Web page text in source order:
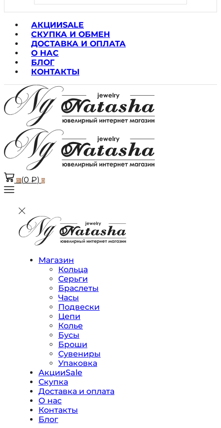
АКЦИИSALE
СКУПКА И ОБМЕН
ДОСТАВКА И ОПЛАТА
О НАС
БЛОГ
КОНТАКТЫ
0 (0 ₽) 0
Магазин
Кольца
Серьги
Браслеты
Часы
Подвески
Цепи
Колье
Бусы
Броши
Сувениры
Упаковка
АкцииSale
Скупка
Доставка и оплата
О нас
Контакты
Блог